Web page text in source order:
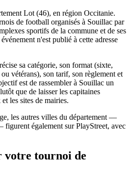
Lot (46), en région Occitanie.
de football organisés à Souillac par
sportifs de la commune et de ses
n'est publié à cette adresse
sa catégorie, son format (sixte,
vétérans), son tarif, son règlement et
est de rassembler à Souillac un
que de laisser les capitaines
les sites de mairies.
les autres villes du département —
également sur PlayStreet, avec
votre tournoi de